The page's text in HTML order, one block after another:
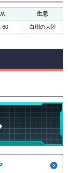
生息
60 白樹の大陸